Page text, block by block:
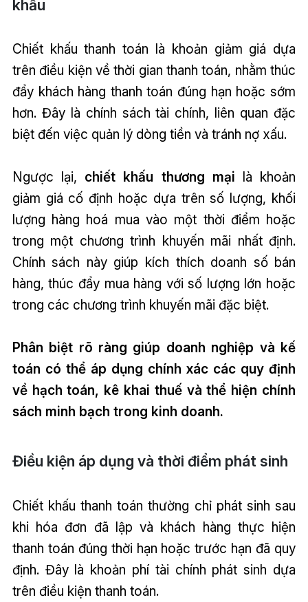
khấu
Chiết khấu thanh toán là khoản giảm giá dựa
trên điều kiện về thời gian thanh toán, nhằm thúc
đẩy khách hàng thanh toán đúng hạn hoặc sớm
hơn. Đây là chính sách tài chính, liên quan đặc
biệt đến việc quản lý dòng tiền và tránh nợ xấu.
Ngược lại, chiết khấu thương mại là khoản
giảm giá cố định hoặc dựa trên số lượng, khối
lượng hàng hoá mua vào một thời điểm hoặc
trong một chương trình khuyến mãi nhất định.
Chính sách này giúp kích thích doanh số bán
hàng, thúc đẩy mua hàng với số lượng lớn hoặc
trong các chương trình khuyến mãi đặc biệt.
Phân biệt rõ ràng giúp doanh nghiệp và kế
toán có thể áp dụng chính xác các quy định
về hạch toán, kê khai thuế và thể hiện chính
sách minh bạch trong kinh doanh.
Điều kiện áp dụng và thời điểm phát sinh
Chiết khấu thanh toán thường chỉ phát sinh sau
khi hóa đơn đã lập và khách hàng thực hiện
thanh toán đúng thời hạn hoặc trước hạn đã quy
định. Đây là khoản phí tài chính phát sinh dựa
trên điều kiện thanh toán.